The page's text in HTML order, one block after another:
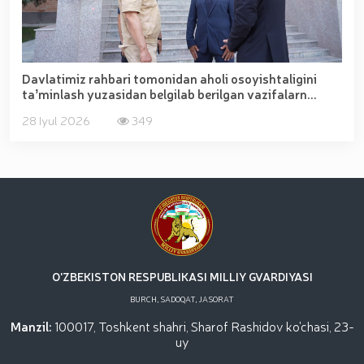
Davlatimiz rahbari tomonidan aholi osoyishtaligini
taʼminlash yuzasidan belgilab berilgan vazifalarn...
28 Iyul 2026 349
O'ZBEKISTON RESPUBLIKASI MILLIY GVARDIYASI
BURCH, SADOQAT, JASORAT
Manzil: 100017, Toshkent shahri, Sharof Rashidov ko'chasi, 23-
uy